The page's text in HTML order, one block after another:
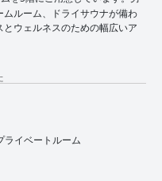
メニティを提供しており、ソフ
変身させます。グランドハイア
歓迎し、快適に過ごせるよう努
り、台北での思い出に残る高級
ルーム、ドライサウナが備わ
ウェルネスのための幅広いア
ライベートルーム